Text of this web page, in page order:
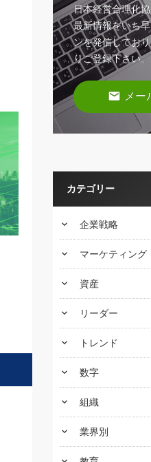
日本経営合理化
最新情報をいち
ンを発信してお
りご登録下さい。
email メー
カテゴリー
keyboard_arrow_down 企業戦略
keyboard_arrow_down マーケティング
keyboard_arrow_down 資産
keyboard_arrow_down リーダー
keyboard_arrow_down トレンド
keyboard_arrow_down 数字
keyboard_arrow_down 組織
keyboard_arrow_down 業界別